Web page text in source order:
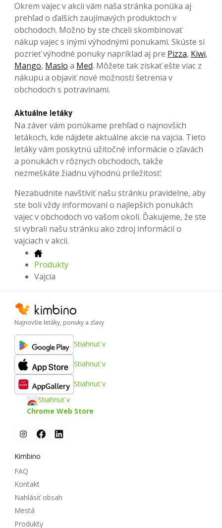
Okrem vajec v akcii vám naša stránka ponúka aj
prehľad o ďalších zaujímavých produktoch v
obchodoch. Možno by ste chceli skombinovať
nákup vajec s inými výhodnými ponukami. Skúste si
pozrieť výhodné ponuky napríklad aj pre Pizza, Kiwi,
Mango, Maslo a Med. Môžete tak získať ešte viac z
nákupu a objaviť nové možnosti šetrenia v
obchodoch s potravinami.
Aktuálne letáky
Na záver vám ponúkame prehľad o najnovších
letákoch, kde nájdete aktuálne akcie na vajcia. Tieto
letáky vám poskytnú užitočné informácie o zľavách
a ponukách v rôznych obchodoch, takže
nezmeškáte žiadnu výhodnú príležitosť:
Nezabudnite navštíviť našu stránku pravidelne, aby
ste boli vždy informovaní o najlepších ponukách
vajec v obchodoch vo vašom okolí. Ďakujeme, že ste
si vybrali našu stránku ako zdroj informácií o
vajciach v akcii.
Produkty
Vajcia
Najnovšie letáky, ponuky a zľavy
Stiahnuť v
Stiahnuť v
Stiahnuť v
Stiahnuť v
Chrome Web Store
Kimbino
FAQ
Kontakt
Nahlásiť obsah
Mestá
Produkty